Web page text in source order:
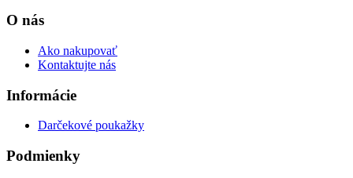
O nás
Ako nakupovať
Kontaktujte nás
Informácie
Darčekové poukažky
Podmienky